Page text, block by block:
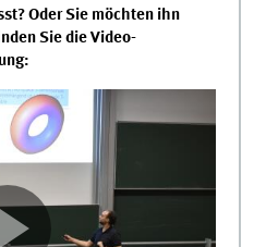
Oder Sie möchten ihn
Sie die Video-